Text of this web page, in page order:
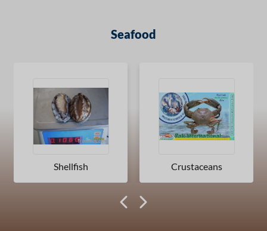
Seafood
Shellfish Crustaceans